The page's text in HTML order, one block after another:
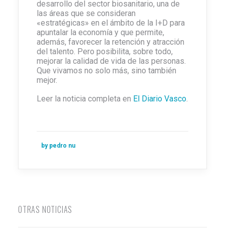
desarrollo del sector biosanitario, una de
las áreas que se consideran
«estratégicas» en el ámbito de la I+D para
apuntalar la economía y que permite,
además, favorecer la retención y atracción
del talento. Pero posibilita, sobre todo,
mejorar la calidad de vida de las personas.
Que vivamos no solo más, sino también
mejor.
Leer la noticia completa en El Diario Vasco.
by pedro nu
OTRAS NOTICIAS